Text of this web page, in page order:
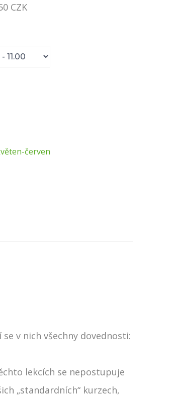
CZK
červen
v nich všechny dovednosti:
lekcích se nepostupuje
„standardních“ kurzech,